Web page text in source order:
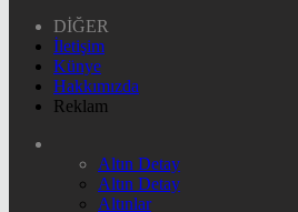
DİĞER
İletişim
Künye
Hakkımızda
Reklam
Altın Detay
Altın Detay
Altınlar